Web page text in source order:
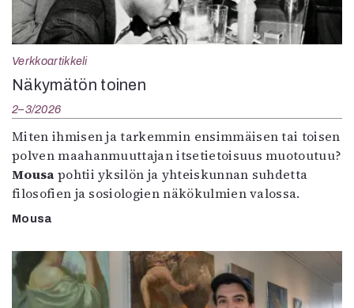
Verkkoartikkeli
Näkymätön toinen
2–3/2026
Miten ihmisen ja tarkemmin ensimmäisen tai toisen
polven maahanmuuttajan itsetietoisuus muotoutuu?
Mousa pohtii yksilön ja yhteiskunnan suhdetta
filosofien ja sosiologien näkökulmien valossa.
Mousa